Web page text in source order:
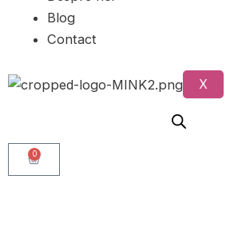
Blog
Contact
X
0
Cart